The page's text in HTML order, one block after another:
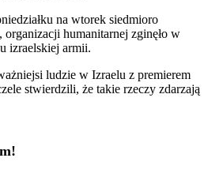
na wtorek siedmioro
humanitarnej zginęło w
izraelskiej armii.
ludzie w Izraelu z premierem
stwierdzili, że takie rzeczy zdarzają